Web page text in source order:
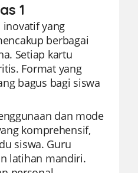
1
inovatif yang
berbagai
Setiap kartu
Format yang
bagus bagi siswa
dan mode
komprehensif,
siswa. Guru
latihan mandiri.